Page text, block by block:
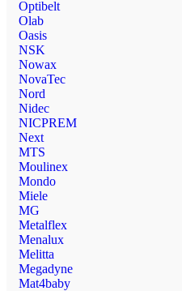
Optibelt
Olab
Oasis
NSK
Nowax
NovaTec
Nord
Nidec
NICPREM
Next
MTS
Moulinex
Mondo
Miele
MG
Metalflex
Menalux
Melitta
Megadyne
Mat4baby